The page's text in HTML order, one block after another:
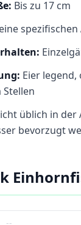
Bis zu 17 cm
spezifischen
Eier legend,
üblich in der
bevorzugt